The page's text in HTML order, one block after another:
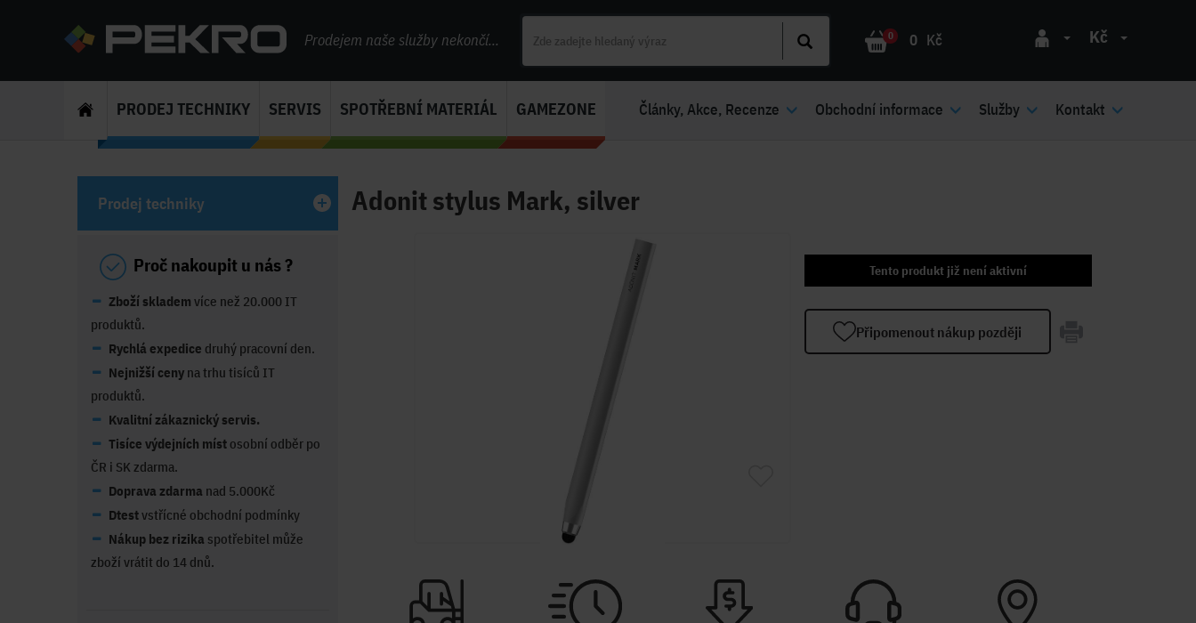
Prodejem naše služby nekončí... 0 0 Kč Kč
PRODEJ TECHNIKY SERVIS SPOTŘEBNÍ MATERIÁL GAMEZONE Články, Akce, Recenze Obchodní informace Služby Kontakt
Adonit stylus Mark, silver
Tento produkt již není aktivní
Připomenout nákup později
Prodej techniky
Proč nakoupit u nás ?
Zboží skladem více než 20.000 IT
produktů.
Rychlá expedice druhý pracovní den.
Nejnižší ceny na trhu tisíců IT
produktů.
Kvalitní zákaznický servis.
Tisíce výdejních míst osobní odběr po
ČR i SK zdarma.
Doprava zdarma nad 5.000Kč
Dtestvstřícné obchodní podmínky
Nákup bez rizika spotřebitel může
zboží vrátit do 14 dnů.